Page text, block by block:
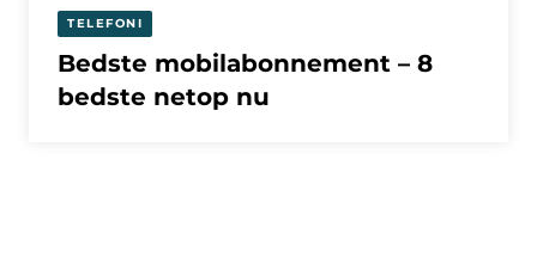
TELEFONI
Bedste mobilabonnement – 8
bedste netop nu